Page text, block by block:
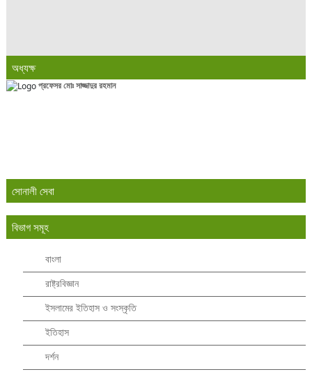
অধ্যক্ষ
প্রফেসর মোঃ সাজ্জাদুর রহমান
সোনালী সেবা
বিভাগ সমূহ
বাংলা
রাষ্ট্রবিজ্ঞান
ইসলামের ইতিহাস ও সংস্কৃতি
ইতিহাস
দর্শন